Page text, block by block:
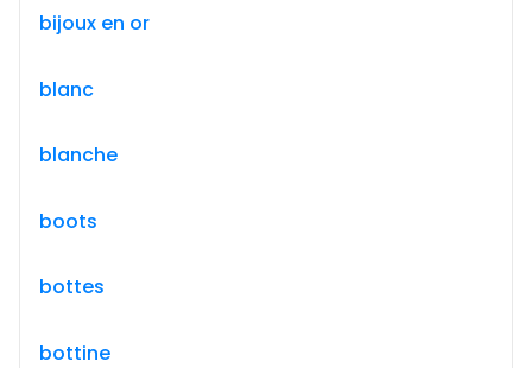
bijoux en or
blanc
blanche
boots
bottes
bottine